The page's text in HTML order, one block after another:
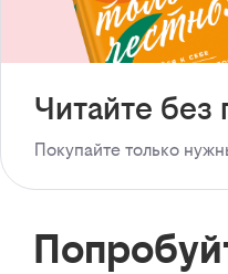
Читайте без
Покупайте только